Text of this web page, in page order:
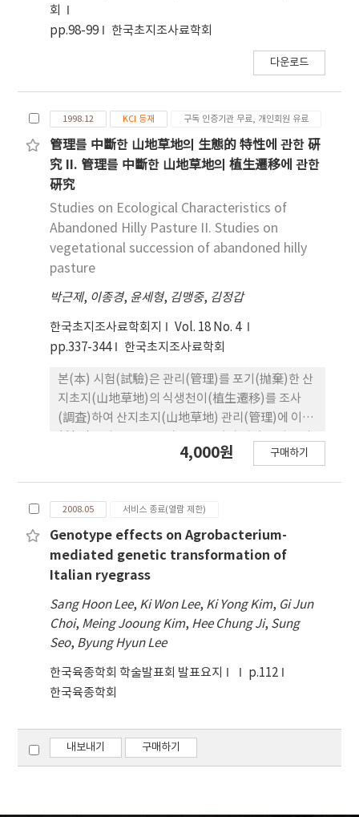
회
pp.98-99
한국초지조사료학회
다운로드
1998.12 KCI 등재 구독 인증기관 무료, 개인회원 유료
管理를 中斷한 山地草地의 生態的 特性에 관한 硏
究 II. 管理를 中斷한 山地草地의 植生遷移에 관한
硏究
Studies on Ecological Characteristics of
Abandoned Hilly Pasture II. Studies on
vegetational succession of abandoned hilly
pasture
박근제, 이종경, 윤세형, 김맹중, 김정갑
한국초지조사료학회지
Vol. 18 No. 4
pp.337-344
한국초지조사료학회
본(本) 시험(試驗)은 관리(管理)를 포기(抛棄)한 산
지초지(山地草地)의 식생천이(植生遷移)를 조사
(調査)하여 산지초지(山地草地) 관리(管理)에 이용
산지(野山地)에 조성(造成)한 초지(草地)에서 수행
草地)는 관리포기 후 l년차에, 임간초지(林間草地)
는 방치후(放置後) 2년차에 식생이 가장 많이 변하였
다. 2. 관리(管理)를 중단(中斷)한 후 초지식생(草地
植生)의 생활형(生活型)은 미세지형(微細地形) 정
중식물(半地中植物), 지중식물(地中植物), 지표식
물(地表植物)은 점차 감소하였으나, 1년생(年生) 식
물(植物)과 어린나무를 포함한 관목류(灌木類)는 현
저히 증가되었다. 3. 식생(植生)그룹간의 유사성(類
似性)은 식생구성(植生構成) 초종(草種)에 따라 크
생구성(植生構成)이 비슷한 군락(群落)이 유클리드
거리계수(距離係數)가 가깝게 집단(集團)을 형성하
였으며, 유사성(類似性)이 낮은 식생(植生)그룹은
4,000원 구매하기
2008.05 서비스 종료(열람 제한)
Genotype effects on Agrobacterium-
mediated genetic transformation of
Italian ryegrass
Sang Hoon Lee, Ki Won Lee, Ki Yong Kim, Gi Jun
Choi, Meing Jooung Kim, Hee Chung Ji, Sung
Seo, Byung Hyun Lee
한국육종학회 학술발표회 발표요지
p.112
한국육종학회
내보내기 구매하기